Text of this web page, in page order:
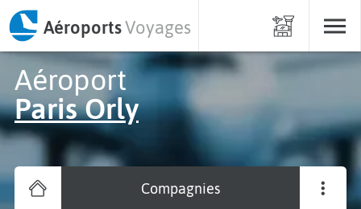
AéroportsVoyages
Aéroport
Paris Orly
Compagnies